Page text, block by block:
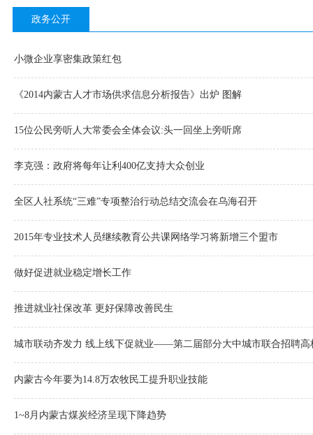
政务公开
小微企业享密集政策红包
《2014内蒙古人才市场供求信息分析报告》出炉 图解
15位公民旁听人大常委会全体会议:头一回坐上旁听席
李克强：政府将每年让利400亿支持大众创业
全区人社系统“三难”专项整治行动总结交流会在乌海召开
2015年专业技术人员继续教育公共课网络学习将新增三个盟市
做好促进就业稳定增长工作
推进就业社保改革 更好保障改善民生
城市联动齐发力 线上线下促就业——第二届部分大中城市联合招聘高
内蒙古今年要为14.8万农牧民工提升职业技能
1~8月内蒙古煤炭经济呈现下降趋势